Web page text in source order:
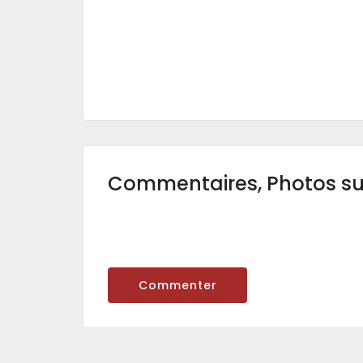
Commentaires, Photos
Commenter